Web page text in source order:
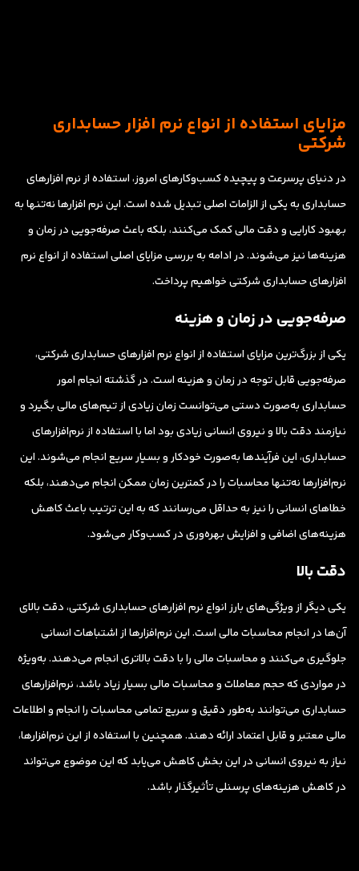
مزایای استفاده از انواع نرم افزار حسابداری
شرکتی
در دنیای پرسرعت و پیچیده کسب‌وکارهای امروز، استفاده از نرم افزارهای
حسابداری به یکی از الزامات اصلی تبدیل شده است. این نرم افزارها نه‌تنها به
بهبود کارایی و دقت مالی کمک می‌کنند، بلکه باعث صرفه‌جویی در زمان و
هزینه‌ها نیز می‌شوند. در ادامه به بررسی مزایای اصلی استفاده از انواع نرم
افزارهای حسابداری شرکتی خواهیم پرداخت.
صرفه‌جویی در زمان و هزینه
یکی از بزرگ‌ترین مزایای استفاده از انواع نرم افزارهای حسابداری شرکتی،
صرفه‌جویی قابل توجه در زمان و هزینه است. در گذشته انجام امور
حسابداری به‌صورت دستی می‌توانست زمان زیادی از تیم‌های مالی بگیرد و
نیازمند دقت بالا و نیروی انسانی زیادی بود اما با استفاده از نرم‌افزارهای
حسابداری، این فرآیندها به‌صورت خودکار و بسیار سریع انجام می‌شوند. این
نرم‌افزارها نه‌تنها محاسبات را در کمترین زمان ممکن انجام می‌دهند، بلکه
خطاهای انسانی را نیز به حداقل می‌رسانند که به این ترتیب باعث کاهش
هزینه‌های اضافی و افزایش بهره‌وری در کسب‌وکار می‌شود.
دقت بالا
یکی دیگر از ویژگی‌های بارز انواع نرم افزارهای حسابداری شرکتی، دقت بالای
آن‌ها در انجام محاسبات مالی است. این نرم‌افزارها از اشتباهات انسانی
جلوگیری می‌کنند و محاسبات مالی را با دقت بالاتری انجام می‌دهند. به‌ویژه
در مواردی که حجم معاملات و محاسبات مالی بسیار زیاد باشد، نرم‌افزارهای
حسابداری می‌توانند به‌طور دقیق و سریع تمامی محاسبات را انجام و اطلاعات
مالی معتبر و قابل اعتماد ارائه دهند. همچنین با استفاده از این نرم‌افزارها،
نیاز به نیروی انسانی در این بخش کاهش می‌یابد که این موضوع می‌تواند
در کاهش هزینه‌های پرسنلی تأثیرگذار باشد.